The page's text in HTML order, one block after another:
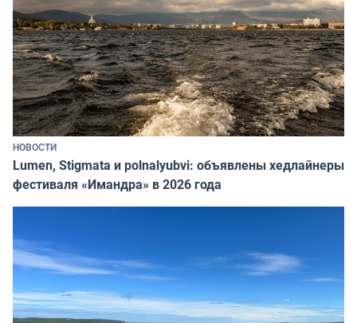
НОВОСТИ
Lumen, Stigmata и polnalyubvi: объявлены хедлайнеры
фестиваля «Имандра» в 2026 года